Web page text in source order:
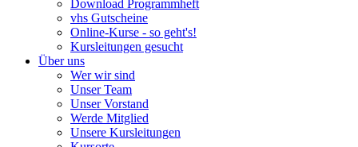
Download Programmheft
vhs Gutscheine
Online-Kurse - so geht's!
Kursleitungen gesucht
Über uns
Wer wir sind
Unser Team
Unser Vorstand
Werde Mitglied
Unsere Kursleitungen